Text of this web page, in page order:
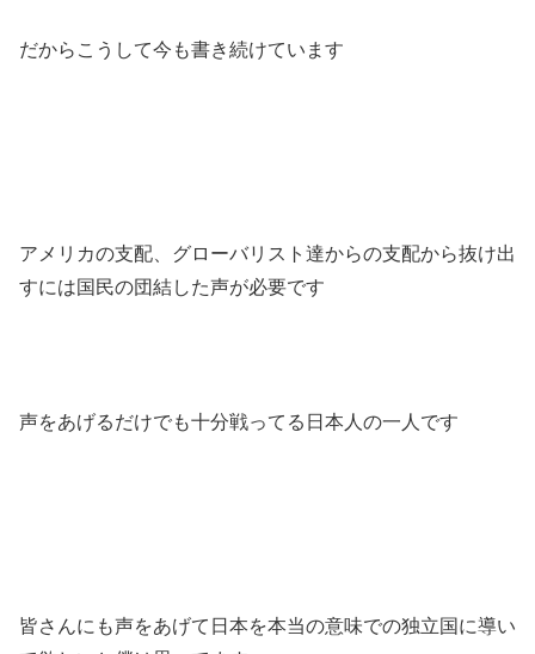
だからこうして今も書き続けています
アメリカの支配、グローバリスト達からの支配から抜け出
すには国民の団結した声が必要です
声をあげるだけでも十分戦ってる日本人の一人です
皆さんにも声をあげて日本を本当の意味での独立国に導い